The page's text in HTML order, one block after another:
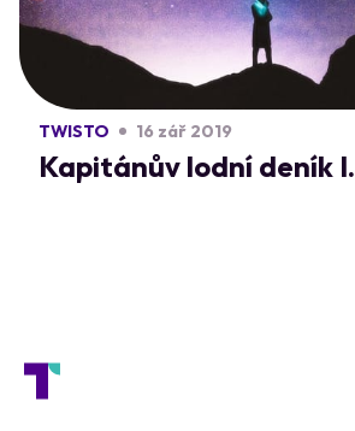
TWISTO 16 zář 2019
Kapitánův lodní deník I.